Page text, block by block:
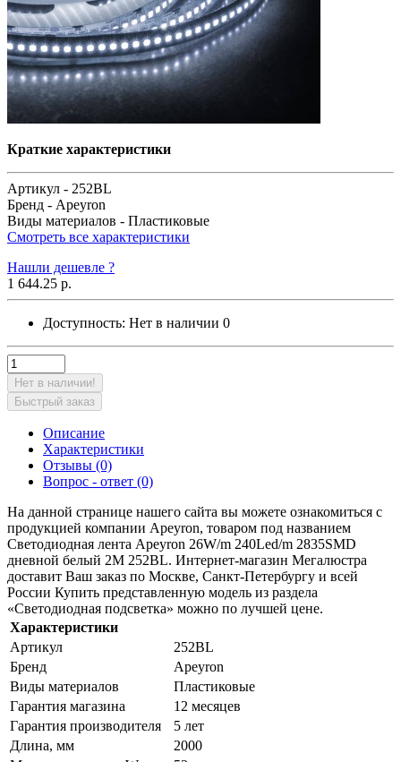
Краткие характеристики
Артикул - 252BL
Бренд - Apeyron
Виды материалов - Пластиковые
Смотреть все характеристики
Нашли дешевле ?
1 644.25 р.
Доступность: Нет в наличии 0
Нет в наличии!
Быстрый заказ
Описание
Характеристики
Отзывы (0)
Вопрос - ответ (0)
На данной странице нашего сайта вы можете ознакомиться с
продукцией компании Apeyron, товаром под названием
Светодиодная лента Apeyron 26W/m 240Led/m 2835SMD
дневной белый 2M 252BL. Интернет-магазин Мегалюстра
доставит Ваш заказ по Москве, Санкт-Петербургу и всей
России Купить представленную модель из раздела
«Светодиодная подсветка» можно по лучшей цене.
Характеристики
Артикул
252BL
Бренд
Apeyron
Виды материалов
Пластиковые
Гарантия магазина
12 месяцев
Гарантия производителя
5 лет
Длина, мм
2000